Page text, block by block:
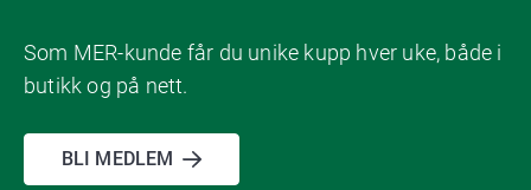
Som MER-kunde får du unike kupp hver uke, både i
butikk og på nett.
BLI MEDLEM